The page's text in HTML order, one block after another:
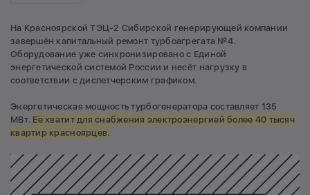
На Красноярской ТЭЦ-2 Сибирской генерирующей компании
завершён капитальный ремонт турбоагрегата №4.
Оборудование уже синхронизировано с Единой
энергетической системой России и несёт нагрузку в
соответствии с диспетчерским графиком.
Энергетическая мощность турбогенератора составляет 135
МВт. Её хватит для снабжения электроэнергией более 40 тысяч
квартир красноярцев.